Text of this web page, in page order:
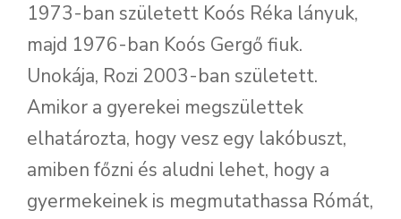
1973-ban született Koós Réka lányuk,
majd 1976-ban Koós Gergő fiuk.
Unokája, Rozi 2003-ban született.
Amikor a gyerekei megszülettek
elhatározta, hogy vesz egy lakóbuszt,
amiben főzni és aludni lehet, hogy a
gyermekeinek is megmutathassa Rómát,